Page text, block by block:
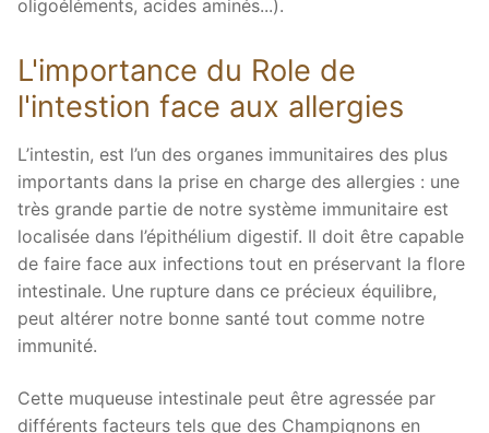
oligoéléments, acides aminés...).
L'importance du Role de
l'intestion face aux allergies
L’intestin, est l’un des organes immunitaires des plus
importants dans la prise en charge des allergies : une
très grande partie de notre système immunitaire est
localisée dans l’épithélium digestif. Il doit être capable
de faire face aux infections tout en préservant la flore
intestinale. Une rupture dans ce précieux équilibre,
peut altérer notre bonne santé tout comme notre
immunité.
Cette muqueuse intestinale peut être agressée par
différents facteurs tels que des Champignons en